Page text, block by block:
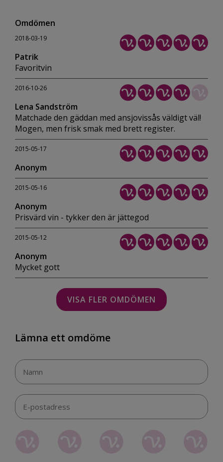
Omdömen
2018-03-19
Patrik
Favoritvin
2016-10-26
Lena Sandström
Matchade den gäddan med ansjovissås väldigt väl!
Mogen, men frisk smak med brett register.
2015-05-17
Anonym
2015-05-16
Anonym
Prisvärd vin - tykker den är jättegod
2015-05-12
Anonym
Mycket gott
VISA FLER OMDÖMEN
Lämna ett omdöme